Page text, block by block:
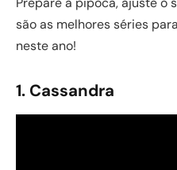
são as melhores séries
neste ano!
1. Cassandra